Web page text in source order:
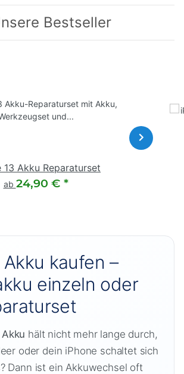
Bestseller
13 Akku Reparaturset
ab 24,90 € *
kaufen –
einzeln oder
hält nicht mehr lange durch,
oder dein iPhone schaltet sich
Dann ist ein Akkuwechsel oft